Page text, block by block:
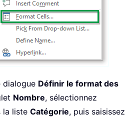
dialogue Définir le format des
Nombre, sélectionnez
la liste Catégorie, puis saisissez